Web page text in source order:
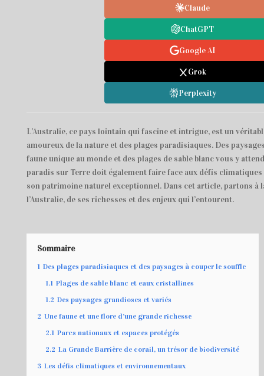
Claude
ChatGPT
Google AI
Grok
Perplexity
L’Australie, ce pays lointain qui fascine et intrigue, est un
amoureux de la nature et des plages paradisiaques. Des
faune unique au monde et des plages de sable blanc vous y
paradis sur Terre doit également faire face aux défis
son patrimoine naturel exceptionnel. Dans cet article, partons à
l’Australie, de ses richesses et des enjeux qui l’entourent.
Sommaire
1 Des plages paradisiaques et des paysages à couper le souffle
1.1 Plages de sable blanc et eaux cristallines
1.2 Des paysages grandioses et variés
2 Une faune et une flore d’une grande richesse
2.1 Parcs nationaux et espaces protégés
2.2 La Grande Barrière de corail, un trésor de biodiversité
3 Les défis climatiques et environnementaux